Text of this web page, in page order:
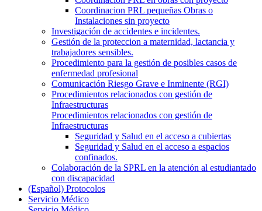
Coordinacion PRL pequeñas Obras o
Instalaciones sin proyecto
Investigación de accidentes e incidentes.
Gestión de la proteccion a maternidad, lactancia y
trabajadores sensibles.
Procedimiento para la gestión de posibles casos de
enfermedad profesional
Comunicación Riesgo Grave e Inminente (RGI)
Procedimientos relacionados con gestión de
Infraestructuras
Procedimientos relacionados con gestión de
Infraestructuras
Seguridad y Salud en el acceso a cubiertas
Seguridad y Salud en el acceso a espacios
confinados.
Colaboración de la SPRL en la atención al estudiantado
con discapacidad
(Español) Protocolos
Servicio Médico